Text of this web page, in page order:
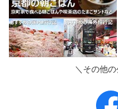
＼その他